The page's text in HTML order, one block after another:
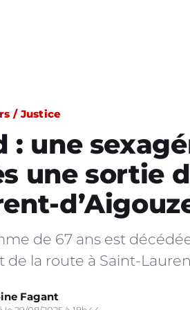
/ Justice
: une
une sortie
de 67 ans est
de la route à Saint-
Fagant